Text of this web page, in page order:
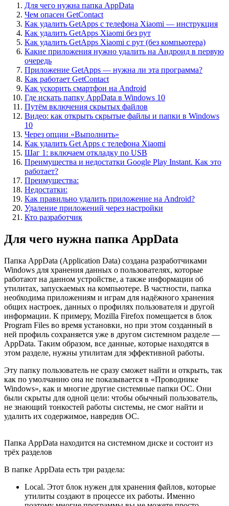
Для чего нужна папка AppData
Чем опасен GetContact
Как удалить GetApps с телефона Xiaomi — инструкция
Как удалить GetApps Xiaomi без рут
Как удалить GetApps Xiaomi с рут (без компьютера)
Какие приложения нужно удалить на Андроид в первую
очередь
Приложение GetApps — нужна ли эта программа?
Как работает GetContact
Как ускорить смартфон на Android
Где искать папку AppData в Windows 10
Путём включения скрытых файлов
Видео: как открыть скрытые файлы и папки в Windows
10
Через опции «Выполнить»
Как удалить Get Apps с телефона Xiaomi
Шаг 1: включаем откладку по USB
Преимущества и недостатки Google Play Instant. Как это
работает?
Преимущества:
Недостатки:
Как правильно удалить приложение на Android?
Удаление приложений через настройки
Кто разработчик
Для чего нужна папка AppData
Папка AppData (Application Data) создана разработчиками
Windows для хранения данных о пользователях, которые
работают на данном устройстве, а также информации об
утилитах, запускаемых на компьютере. В частности, папка
необходима приложениям и играм для надёжного хранения
общих настроек, данных о профилях пользователя и другой
информации. К примеру, Mozilla Firefox помещается в блок
Program Files во время установки, но при этом созданный в
ней профиль сохраняется уже в другом системном разделе —
AppData. Таким образом, все данные, которые находятся в
этом разделе, нужны утилитам для эффективной работы.
Эту папку пользователь не сразу сможет найти и открыть, так
как по умолчанию она не показывается в «Проводнике
Windows», как и многие другие системные папки ОС. Они
были скрыты для одной цели: чтобы обычный пользователь,
не знающий тонкостей работы системы, не смог найти и
удалить их содержимое, навредив ОС.
Папка AppData находится на системном диске и состоит из
трёх разделов
В папке AppData есть три раздела:
Local. Этот блок нужен для хранения файлов, которые
утилиты создают в процессе их работы. Именно